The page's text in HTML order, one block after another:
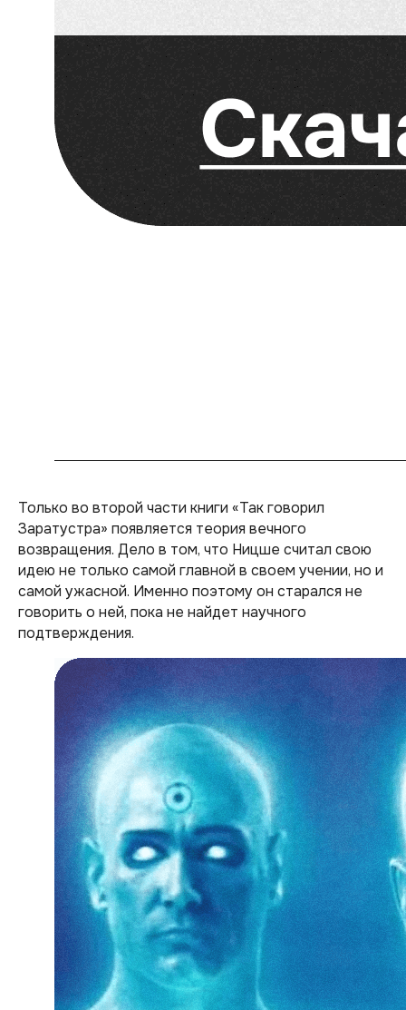
Только во второй части книги «Так говорил
Заратустра» появляется теория вечного
возвращения. Дело в том, что Ницше считал свою
идею не только самой главной в своем учении, но и
самой ужасной. Именно поэтому он старался не
говорить о ней, пока не найдет научного
подтверждения.